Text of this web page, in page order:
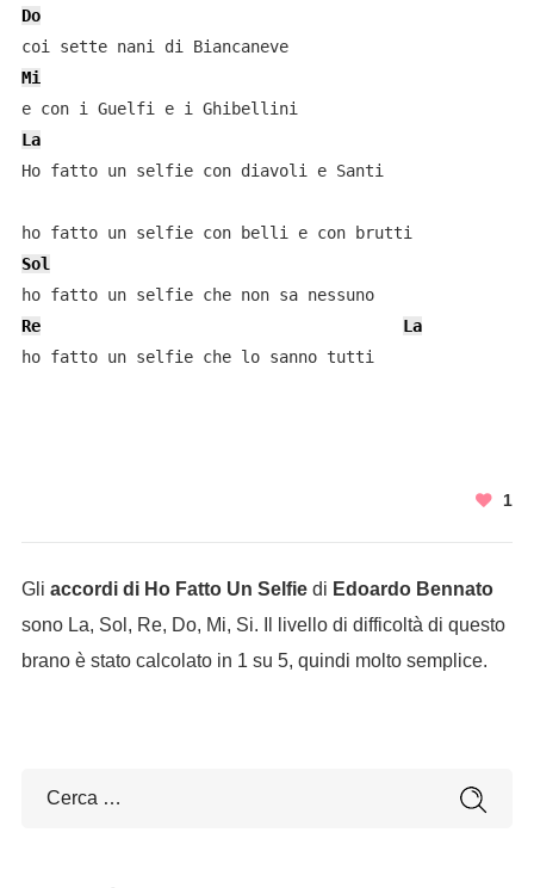
Do
coi sette nani di Biancaneve
Mi
La
Ho fatto un selfie con diavoli e Santi
Sol
ho fatto un selfie che non sa nessuno
Re
La
ho fatto un selfie che lo sanno tutti
1
Gli accordi di Ho Fatto Un Selfiedi Edoardo Bennato
sono La, Sol, Re, Do, Mi, Si. Il livello di difficoltà di questo
brano è stato calcolato in 1 su 5, quindi molto semplice.